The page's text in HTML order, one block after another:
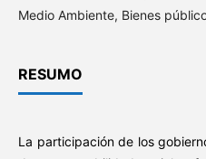
Medio Ambiente, Bienes
RESUMO
La participación de los